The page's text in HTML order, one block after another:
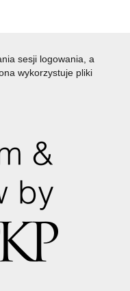
sesji logowania, a
wykorzystuje pliki